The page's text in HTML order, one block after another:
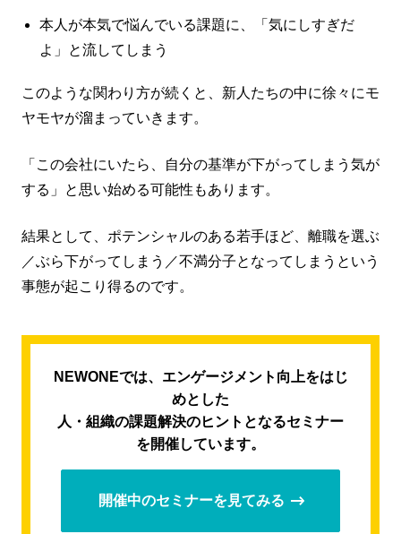
本人が本気で悩んでいる課題に、「気にしすぎだ
よ」と流してしまう
このような関わり方が続くと、新人たちの中に徐々にモ
ヤモヤが溜まっていきます。
「この会社にいたら、自分の基準が下がってしまう気が
する」と思い始める可能性もあります。
結果として、ポテンシャルのある若手ほど、離職を選ぶ
／ぶら下がってしまう／不満分子となってしまうという
事態が起こり得るのです。
NEWONEでは、エンゲージメント向上をはじ
めとした
人・組織の課題解決のヒントとなるセミナー
を開催しています。
開催中のセミナーを見てみる